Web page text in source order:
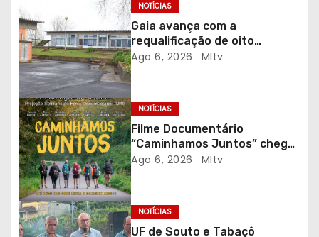
a
r
t
i
g
o
s
NOTÍCIAS
Gaia avança com a
requalificação de oito
escolas prioritárias
Ago 6, 2026 MItv
NOTÍCIAS
Filme Documentário
“Caminhamos Juntos” chega
ao Auditório do C.E.R. Vagos
Ago 6, 2026 MItv
NOTÍCIAS
UF de Souto e Tabaçô